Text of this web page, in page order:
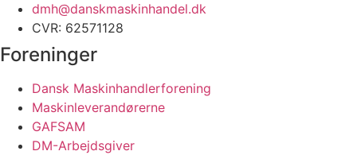
dmh@danskmaskinhandel.dk
CVR: 62571128
Foreninger
Dansk Maskinhandlerforening
Maskinleverandørerne
GAFSAM
DM-Arbejdsgiver